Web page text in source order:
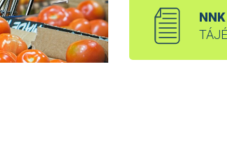
NNK